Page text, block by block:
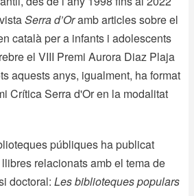
Serra d’Oramb articles sobre el
català per a infants i adolescents
el VIII Premi Aurora Diaz Plaja
aquests anys, igualment, ha format
Crítica Serra d'Or en la modalitat
públiques ha publicat
relacionats amb el tema de
doctoral: Les biblioteques populars